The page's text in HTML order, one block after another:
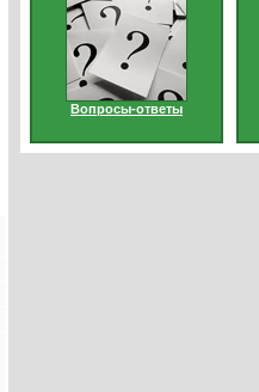
Вопросы-ответы